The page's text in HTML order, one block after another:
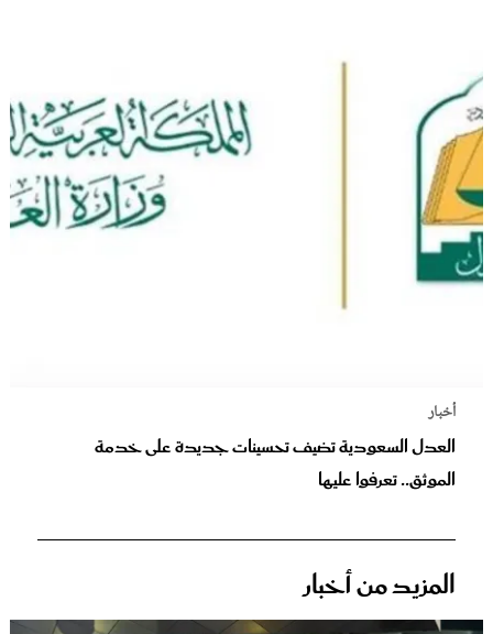
أخبار
العدل السعودية تضيف تحسينات جديدة على خدمة
الموثق.. تعرفوا عليها
المزيد من أخبار